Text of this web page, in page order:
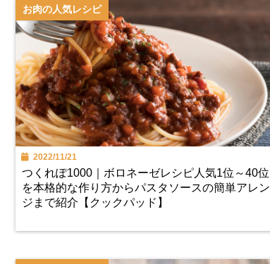
お肉の人気レシピ
2022/11/21
つくれぽ1000｜ボロネーゼレシピ人気1位～40位
を本格的な作り方からパスタソースの簡単アレン
ジまで紹介【クックパッド】